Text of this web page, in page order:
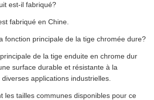
est-il fabriqué?
fabriqué en Chine.
fonction principale de la tige chromée dure?
de la tige enduite en chrome dur
surface durable et résistante à la
applications industrielles.
les tailles communes disponibles pour ce